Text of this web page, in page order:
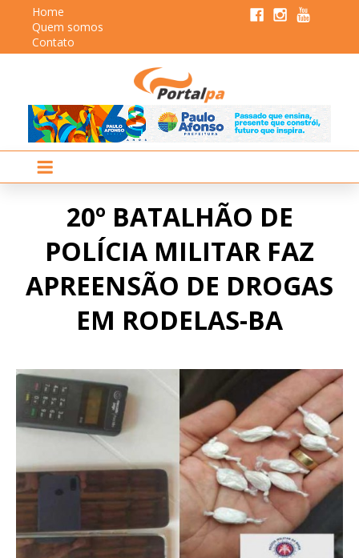
Home
Quem somos
Contato
20º BATALHÃO DE
POLÍCIA MILITAR FAZ
APREENSÃO DE DROGAS
EM RODELAS-BA